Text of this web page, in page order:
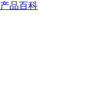
产品百科